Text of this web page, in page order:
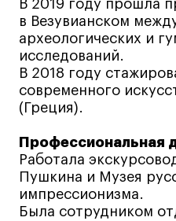
Декорирование
Дизайн интерьера
Дизайн одежды
Стайлинг
Современная живопись
UX/UI-дизайн
Маркетинг
Все программы
В 2019 году прошла
в Везувианском
археологических и
исследований.
В 2018 году
современного
(Греция).
Профессиональная
Работала
Пушкина и Музея
импрессионизма.
Была сотрудником